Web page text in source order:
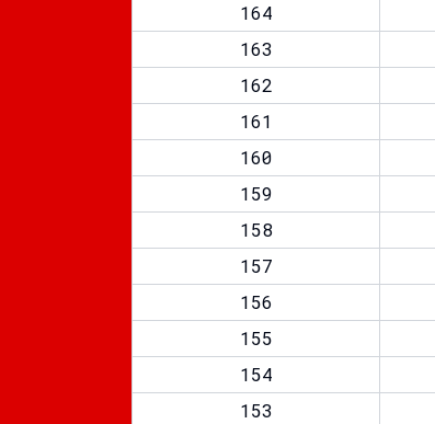
164
163
162
161
160
159
158
157
156
155
154
153